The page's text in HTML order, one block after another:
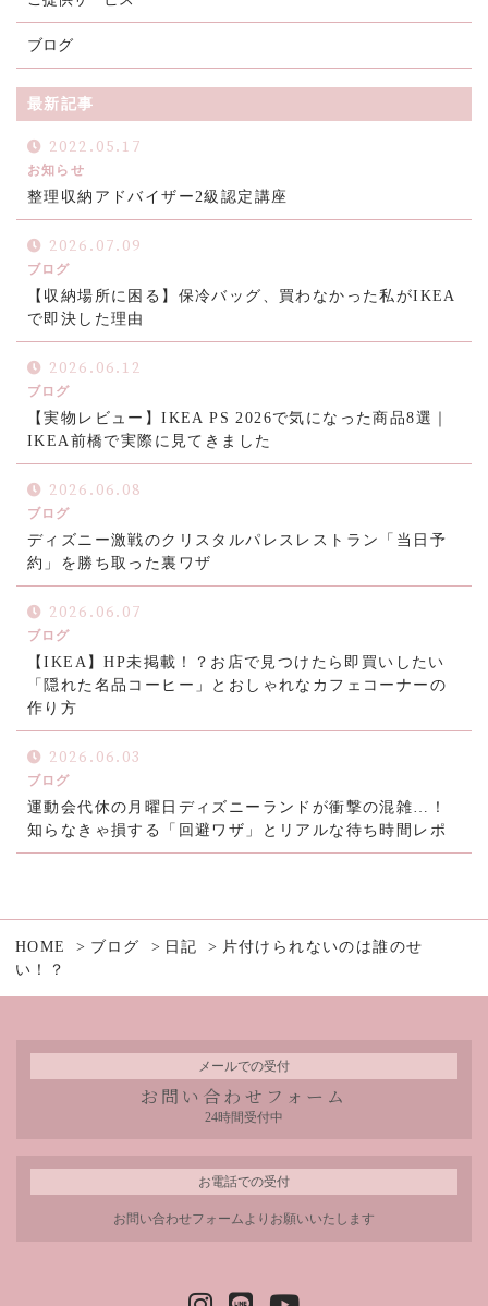
ブログ
最新記事
2022.05.17
お知らせ
整理収納アドバイザー2級認定講座
2026.07.09
ブログ
【収納場所に困る】保冷バッグ、買わなかった私がIKEA
で即決した理由
2026.06.12
ブログ
【実物レビュー】IKEA PS 2026で気になった商品8選｜
IKEA前橋で実際に見てきました
2026.06.08
ブログ
ディズニー激戦のクリスタルパレスレストラン「当日予
約」を勝ち取った裏ワザ
2026.06.07
ブログ
【IKEA】HP未掲載！？お店で見つけたら即買いしたい
「隠れた名品コーヒー」とおしゃれなカフェコーナーの
作り方
2026.06.03
ブログ
運動会代休の月曜日ディズニーランドが衝撃の混雑…！
知らなきゃ損する「回避ワザ」とリアルな待ち時間レポ
HOME ブログ 日記
片付けられないのは誰のせ
い！？
メールでの受付
お問い合わせフォーム
24時間受付中
お電話での受付
お問い合わせフォームよりお願いいたします